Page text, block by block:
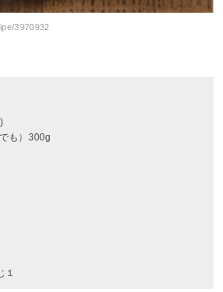
3970932
も）300g
１